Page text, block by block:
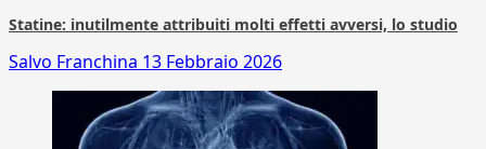
Statine: inutilmente attribuiti molti effetti avversi, lo studio
Salvo Franchina 13 Febbraio 2026